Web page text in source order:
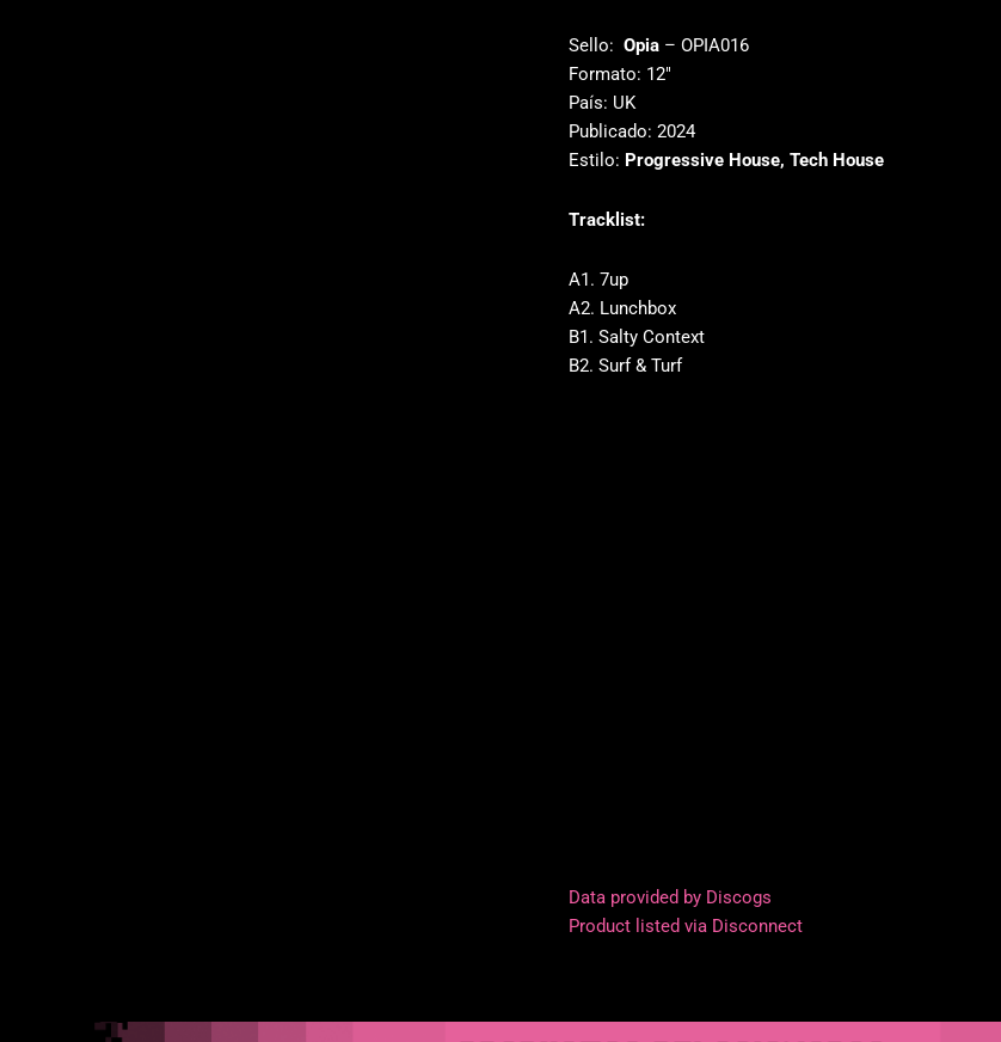
Sello: Opia‎– OPIA016
Formato: 12″
País: UK
Publicado: 2024
Estilo: Progressive House, Tech House
Tracklist:
A1. 7up
A2. Lunchbox
B1. Salty Context
B2. Surf & Turf
Data provided by Discogs
Product listed via Disconnect